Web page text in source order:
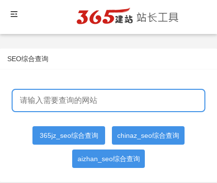
SEO综合查询
365jz_seo综合查询 chinaz_seo综合查询
aizhan_seo综合查询